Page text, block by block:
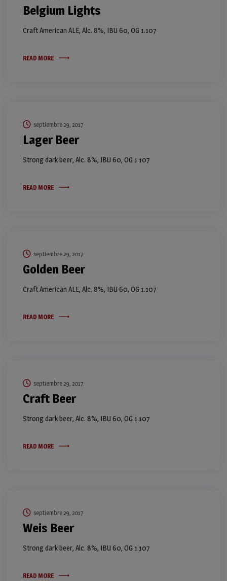
Belgium Lights
Craft American ALE, Alc. 8%, IBU 60, OG 1.107
READ MORE
septiembre 29, 2017
Lager Beer
Strong dark beer, Alc. 8%, IBU 60, OG 1.107
READ MORE
septiembre 29, 2017
Golden Beer
Craft American ALE, Alc. 8%, IBU 60, OG 1.107
READ MORE
septiembre 29, 2017
Craft Beer
Strong dark beer, Alc. 8%, IBU 60, OG 1.107
READ MORE
septiembre 29, 2017
Weis Beer
Strong dark beer, Alc. 8%, IBU 60, OG 1.107
READ MORE